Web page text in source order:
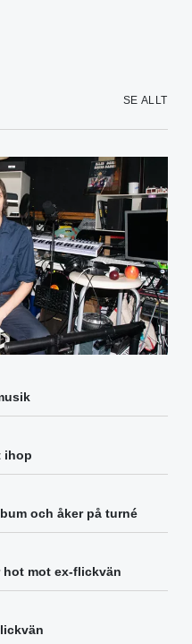
SE ALLT
ihop
och åker på turné
hot mot ex-flickvän